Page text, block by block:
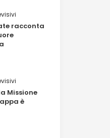
racconta
Missione
è